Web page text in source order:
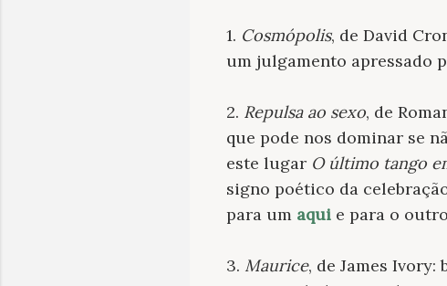
1. Cosmópolis, de David
um julgamento apressado
2. Repulsa ao sexo, de
que pode nos dominar se
este lugar O último tango
signo poético da
para um aqui e para o outro
3. Maurice, de James